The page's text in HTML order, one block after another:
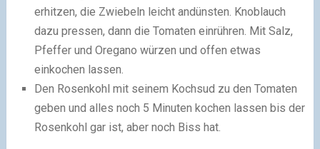
erhitzen, die Zwiebeln leicht andünsten. Knoblauch
dazu pressen, dann die Tomaten einrühren. Mit Salz,
Pfeffer und Oregano würzen und offen etwas
einkochen lassen.
Den Rosenkohl mit seinem Kochsud zu den Tomaten
geben und alles noch 5 Minuten kochen lassen bis der
Rosenkohl gar ist, aber noch Biss hat.